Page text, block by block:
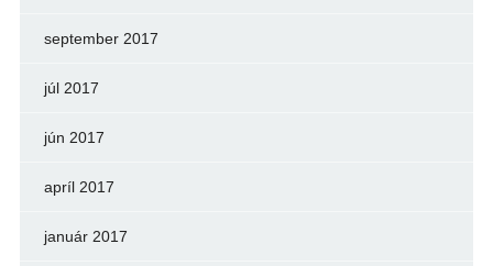
september 2017
júl 2017
jún 2017
apríl 2017
január 2017